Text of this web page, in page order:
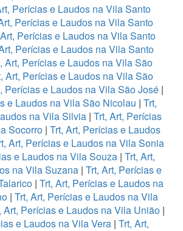
Perícias e Laudos na Vila Santo
Perícias e Laudos na Vila Santo
Perícias e Laudos na Vila Santo
Perícias e Laudos na Vila Santo
Art, Perícias e Laudos na Vila São
Art, Perícias e Laudos na Vila São
Perícias e Laudos na Vila São José |
e Laudos na Vila São Nicolau | Trt,
na Vila Silvia | Trt, Art, Perícias
Socorro | Trt, Art, Perícias e Laudos
Art, Perícias e Laudos na Vila Sonia
e Laudos na Vila Souza | Trt, Art,
na Vila Suzana | Trt, Art, Perícias e
| Trt, Art, Perícias e Laudos na
| Trt, Art, Perícias e Laudos na Vila
Art, Perícias e Laudos na Vila União|
e Laudos na Vila Vera| Trt, Art,